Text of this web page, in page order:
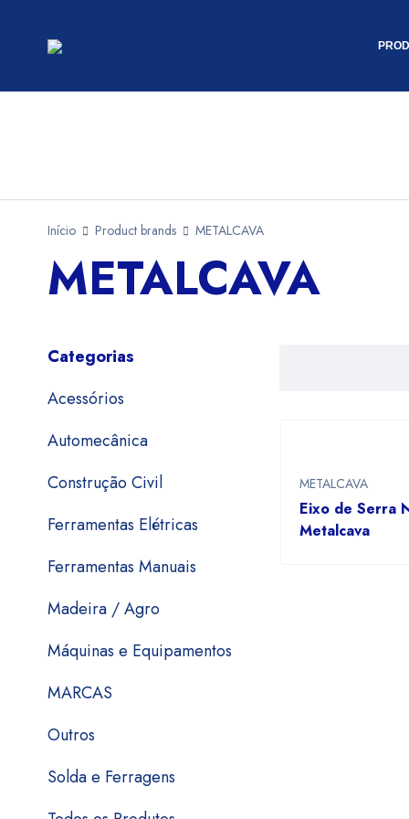
Início Product brands METALCAVA
METALCAVA
Categorias
Acessórios
Automecânica
Construção Civil
Ferramentas Elétricas
Ferramentas Manuais
Madeira / Agro
Máquinas e Equipamentos
MARCAS
Outros
Solda e Ferragens
METALCAVA
Eixo de Serra
Metalcava